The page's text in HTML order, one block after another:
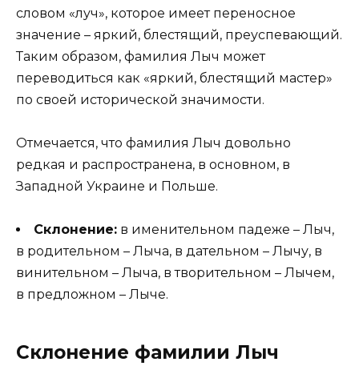
словом «луч», которое имеет переносное
значение – яркий, блестящий, преуспевающий.
Таким образом, фамилия Лыч может
переводиться как «яркий, блестящий мастер»
по своей исторической значимости.
Отмечается, что фамилия Лыч довольно
редкая и распространена, в основном, в
Западной Украине и Польше.
Склонение: в именительном падеже – Лыч,
в родительном – Лыча, в дательном – Лычу, в
винительном – Лыча, в творительном – Лычем,
в предложном – Лыче.
Склонение фамилии Лыч